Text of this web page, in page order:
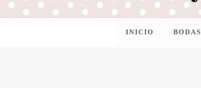
INICIO BODAS